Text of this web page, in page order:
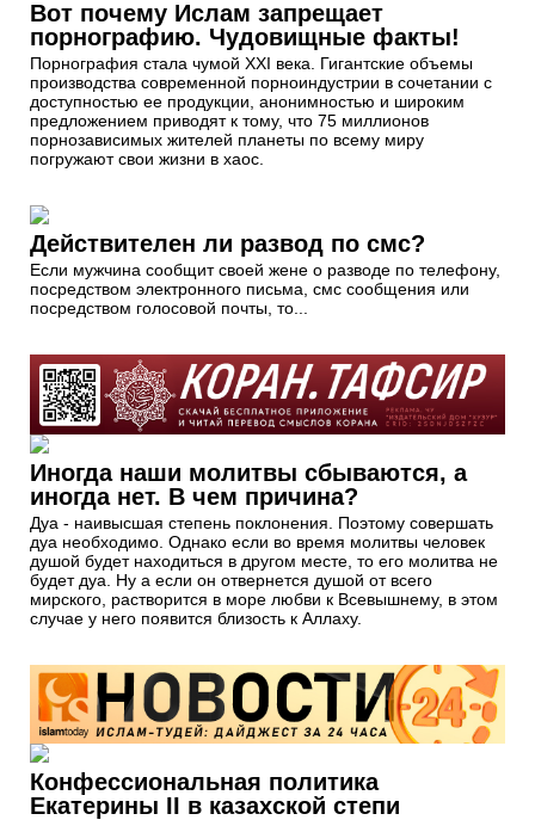
Вот почему Ислам запрещает
порнографию. Чудовищные факты!
Порнография стала чумой ХХI века. Гигантские объемы
производства современной порноиндустрии в сочетании с
доступностью ее продукции, анонимностью и широким
предложением приводят к тому, что 75 миллионов
порнозависимых жителей планеты по всему миру
погружают свои жизни в хаос.
Действителен ли развод по смс?
Если мужчина сообщит своей жене о разводе по телефону,
посредством электронного письма, смс сообщения или
посредством голосовой почты, то...
Иногда наши молитвы сбываются, а
иногда нет. В чем причина?
Дуа - наивысшая степень поклонения. Поэтому совершать
дуа необходимо. Однако если во время молитвы человек
душой будет находиться в другом месте, то его молитва не
будет дуа. Ну а если он отвернется душой от всего
мирского, растворится в море любви к Всевышнему, в этом
случае у него появится близость к Аллаху.
Конфессиональная политика
Екатерины II в казахской степи